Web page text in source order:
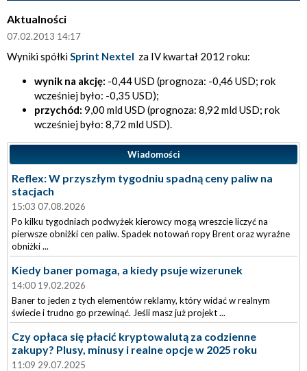
Aktualności
07.02.2013 14:17
Wyniki spółkiSprint Nextel za IV kwartał 2012 roku:
wynik na akcję: -0,44 USD (prognoza: -0,46 USD; rok
wcześniej było: -0,35 USD);
przychód: 9,00 mld USD (prognoza: 8,92 mld USD; rok
wcześniej było: 8,72 mld USD).
Wiadomości
Reflex: W przyszłym tygodniu spadną ceny paliw na
stacjach
15:03 07.08.2026
Po kilku tygodniach podwyżek kierowcy mogą wreszcie liczyć na
pierwsze obniżki cen paliw. Spadek notowań ropy Brent oraz wyraźne
obniżki ...
Kiedy baner pomaga, a kiedy psuje wizerunek
14:00 19.02.2026
Baner to jeden z tych elementów reklamy, który widać w realnym
świecie i trudno go przewinąć. Jeśli masz już projekt ...
Czy opłaca się płacić kryptowalutą za codzienne
zakupy? Plusy, minusy i realne opcje w 2025 roku
11:09 29.07.2025